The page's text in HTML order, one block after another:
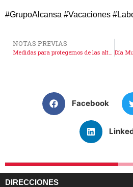
#GrupoAlcansa #Vacaciones
NOTAS PREVIAS
Facebook
DIRECCIONES